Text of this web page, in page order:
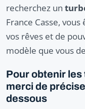
recherchez un
France Casse,
vos rêves et de
modèle que vous
Pour obtenir
merci de
dessous